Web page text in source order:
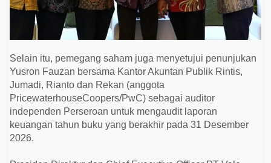
Selain itu, pemegang saham juga menyetujui penunjukan
Yusron Fauzan bersama Kantor Akuntan Publik Rintis,
Jumadi, Rianto dan Rekan (anggota
PricewaterhouseCoopers/PwC) sebagai auditor
independen Perseroan untuk mengaudit laporan
keuangan tahun buku yang berakhir pada 31 Desember
2026.